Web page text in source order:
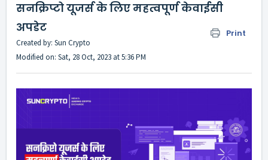
सनक्रिप्टो यूजर्स के लिए महत्वपूर्ण केवाईसी
अपडेट
Print
Created by: Sun Crypto
Modified on: Sat, 28 Oct, 2023 at 5:36 PM